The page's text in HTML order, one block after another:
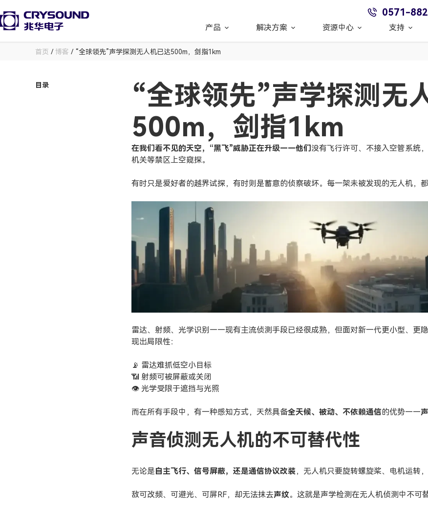
0571-
产品 解决方案 资源中心 支持
首页 / 博客 / “全球领先”声学探测无人机已达500m，剑指1km
目录
“全球领先”声学探测无
500m，剑指1km
在我们看不见的天空，“黑飞”威胁正在升级——他们 没有飞行许可、不接入空管系统
机关等禁区上空窥探。
有时只是爱好者的越界试探，有时则是蓄意的侦察破坏。每一架未被发现的无人机，
雷达、射频、光学识别——现有主流侦测手段已经很成熟，但面对新一代更小型、更
现出局限性：
📡 雷达难抓低空小目标
📶 射频可被屏蔽或关闭
👁 光学受限于遮挡与光照
而在所有手段中，有一种感知方式，天然具备全天候、被动、不依赖通信的优势——
声音侦测无人机的不可替代性
无论是自主飞行、信号屏蔽，还是通信协议改装 ，无人机只要旋转螺旋桨、电机运转
敌可改频、可避光、可屏RF，却无法抹去声纹。这就是声学检测在无人机侦测中不可